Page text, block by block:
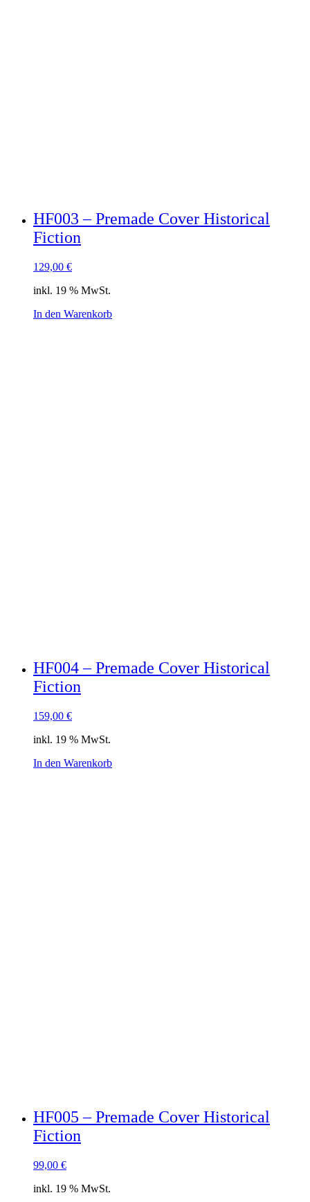
HF003 – Premade Cover Historical
Fiction
129,00 €
inkl. 19 % MwSt.
In den Warenkorb
HF004 – Premade Cover Historical
Fiction
159,00 €
inkl. 19 % MwSt.
In den Warenkorb
HF005 – Premade Cover Historical
Fiction
99,00 €
inkl. 19 % MwSt.